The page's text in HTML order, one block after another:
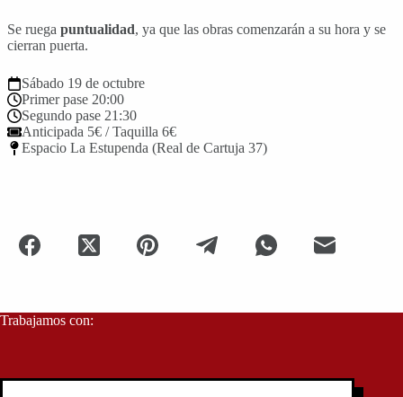
Se ruega puntualidad, ya que las obras comenzarán a su hora y se
cierran puerta.
Sábado 19 de octubre
Primer pase 20:00
Segundo pase 21:30
Anticipada 5€ / Taquilla 6€
Espacio La Estupenda (Real de Cartuja 37)
Trabajamos con: